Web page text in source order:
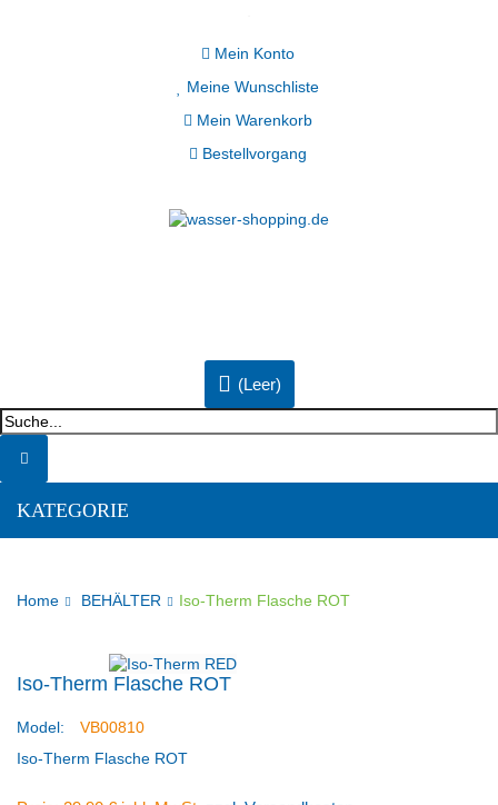
Mein Konto
Meine Wunschliste
Mein Warenkorb
Bestellvorgang
(Leer)
KATEGORIE
Home BEHÄLTER Iso-Therm Flasche ROT
Iso-Therm Flasche ROT
Model:
VB00810
Iso-Therm Flasche ROT